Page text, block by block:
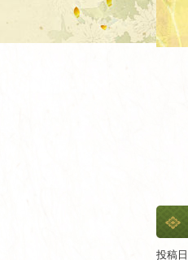
投稿日